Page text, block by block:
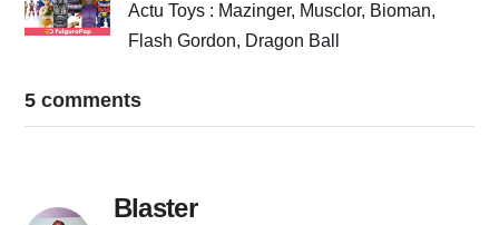
Actu Toys : Mazinger, Musclor, Bioman,
Flash Gordon, Dragon Ball
5 comments
Blaster